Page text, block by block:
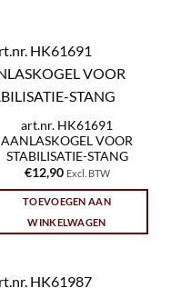
art.nr. HK61691
AANLASKOGEL VOOR
STABILISATIE-STANG
€12,90 Excl. BTW
TOEVOEGEN AAN
WINKELWAGEN